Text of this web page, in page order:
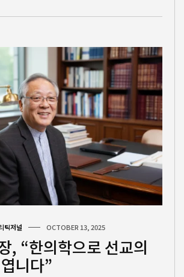
틱저널 OCTOBER 13, 2025
, “한의학으로 선교의
니다”